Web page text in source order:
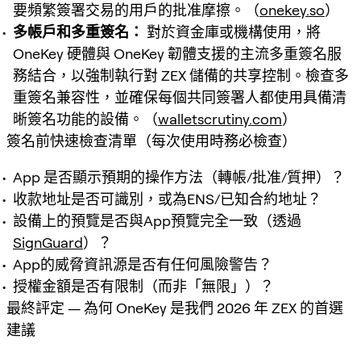
要頻繁簽署交易的用戶的批准摩擦。（onekey.so）
多帳戶和多重簽名： 對於資金庫或機構使用，將
OneKey 硬體與 OneKey 韌體支援的主流多重簽名服
務結合，以強制執行對 ZEX 儲備的共享控制。檢查多
重簽名兼容性，並確保每個共同簽署人都使用具備清
晰簽名功能的設備。（walletscrutiny.com）
簽名前快速檢查清單（每次使用時務必檢查）
App 是否顯示預期的操作方法（轉帳/批准/質押）？
收款地址是否可識別，或為ENS/已知合約地址？
設備上的預覽是否與App預覽完全一致（透過
SignGuard）？
App的威脅資訊源是否有任何風險警告？
授權金額是否有限制（而非「無限」）？
最終評定 — 為何 OneKey 是我們 2026 年 ZEX 的首選
建議